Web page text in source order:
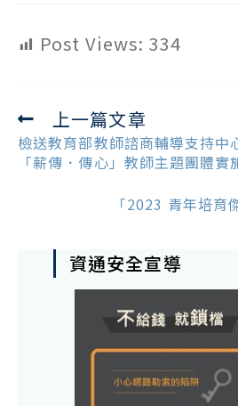
Post Views: 334
Read
more
articles
上一篇文章
檢送教育部教師諮商輔導支持中
「薪傳．傳心」教師主題團體實
「2023 青年培育
資通安全宣導